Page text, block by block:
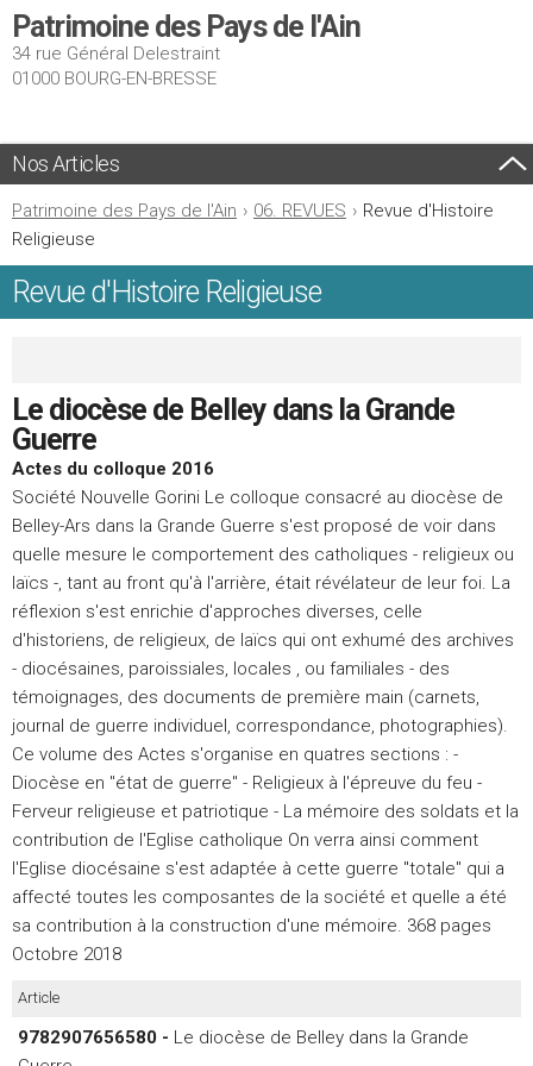
Patrimoine des Pays de l'Ain
34 rue Général Delestraint
01000 BOURG-EN-BRESSE
Nos Articles
Patrimoine des Pays de l'Ain › 06. REVUES › Revue d'Histoire
Religieuse
Revue d'Histoire Religieuse
Le diocèse de Belley dans la Grande
Guerre
Actes du colloque 2016
Société Nouvelle Gorini Le colloque consacré au diocèse de
Belley-Ars dans la Grande Guerre s'est proposé de voir dans
quelle mesure le comportement des catholiques - religieux ou
laïcs -, tant au front qu'à l'arrière, était révélateur de leur foi. La
réflexion s'est enrichie d'approches diverses, celle
d'historiens, de religieux, de laïcs qui ont exhumé des archives
- diocésaines, paroissiales, locales , ou familiales - des
témoignages, des documents de première main (carnets,
journal de guerre individuel, correspondance, photographies).
Ce volume des Actes s'organise en quatres sections : -
Diocèse en "état de guerre" - Religieux à l'épreuve du feu -
Ferveur religieuse et patriotique - La mémoire des soldats et la
contribution de l'Eglise catholique On verra ainsi comment
l'Eglise diocésaine s'est adaptée à cette guerre "totale" qui a
affecté toutes les composantes de la société et quelle a été
sa contribution à la construction d'une mémoire. 368 pages
Octobre 2018
Article
9782907656580 - Le diocèse de Belley dans la Grande